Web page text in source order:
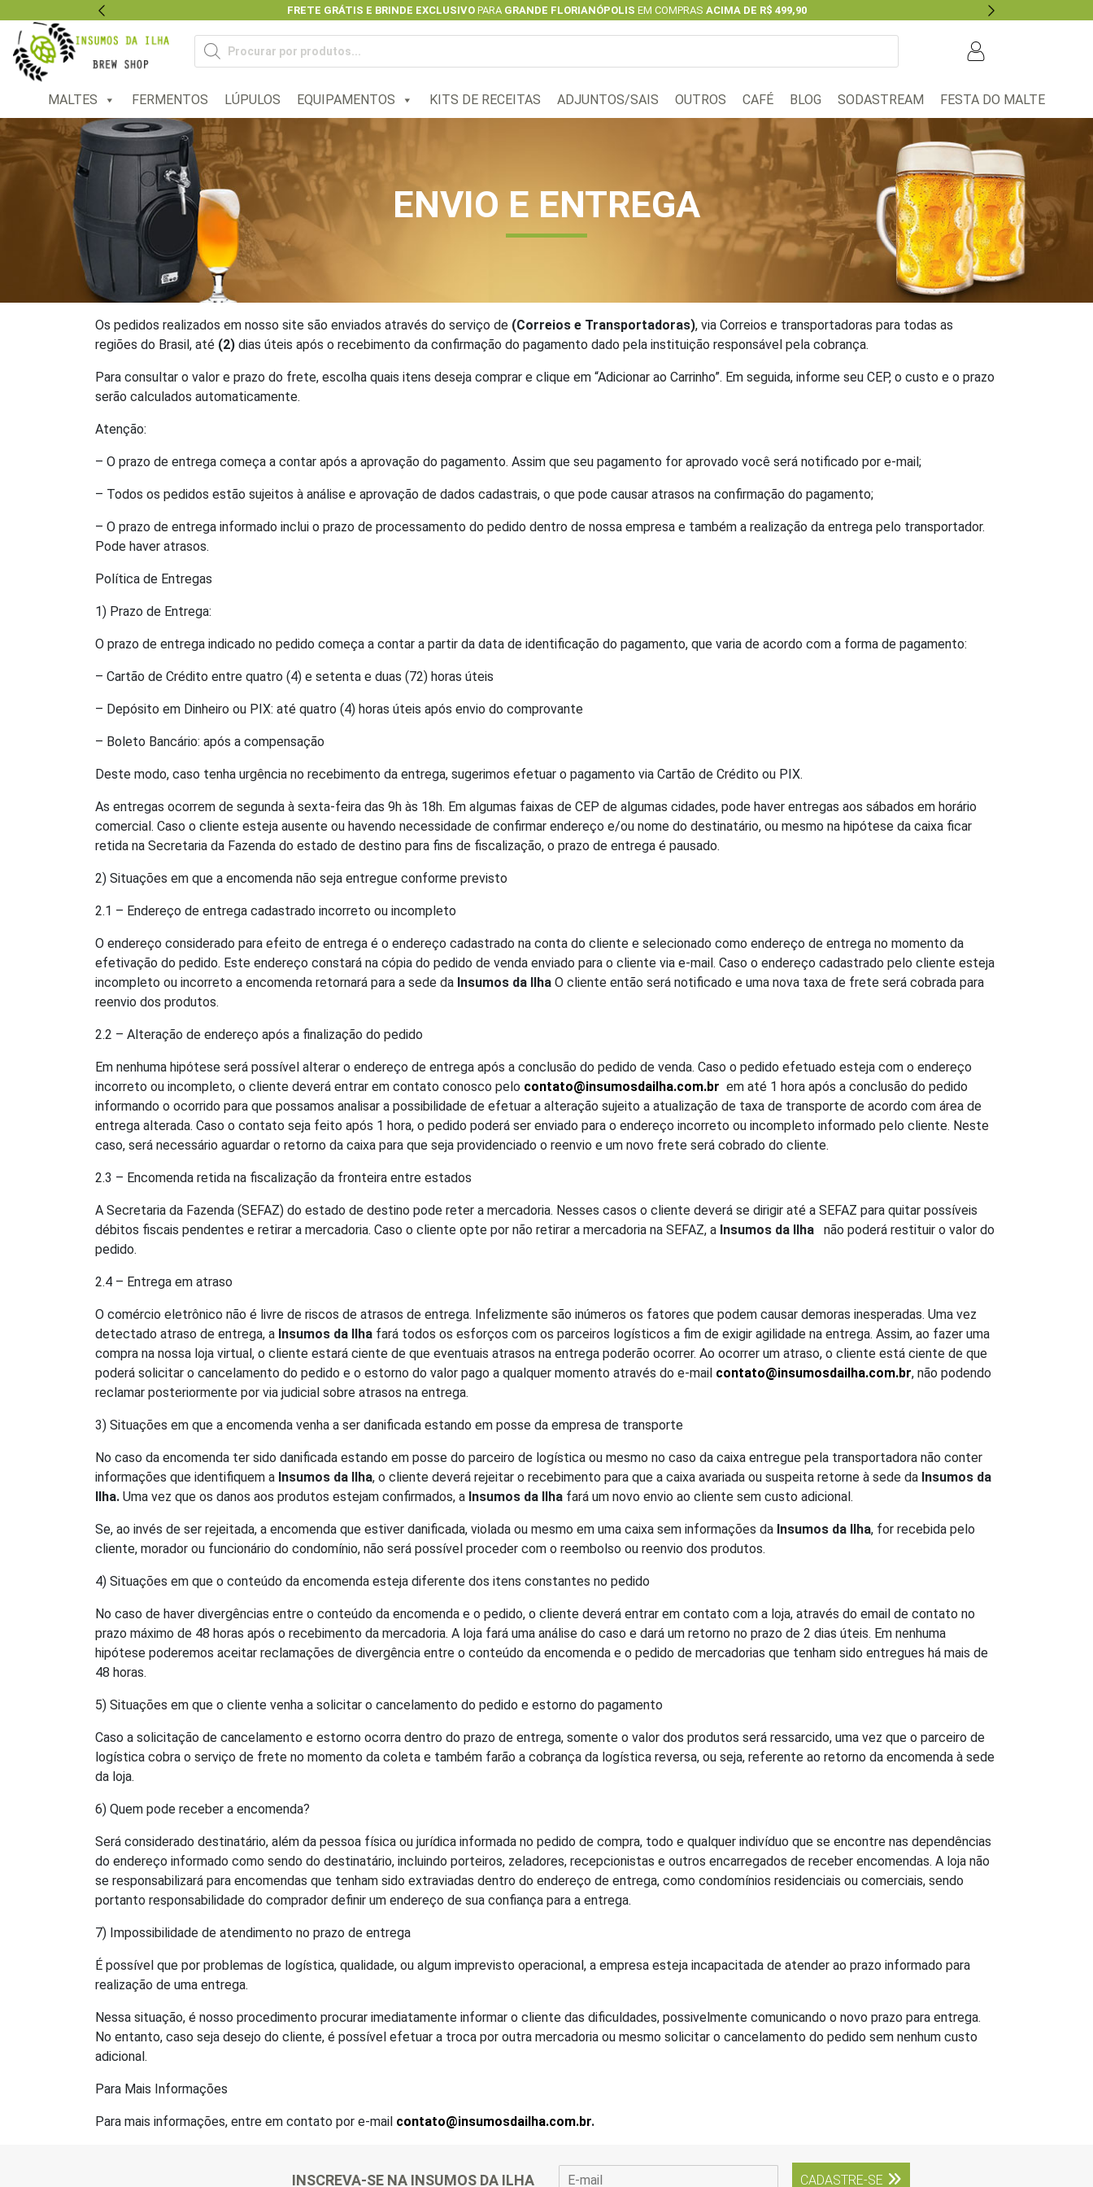
FRETE GRÁTIS E BRINDE EXCLUSIVOPARA GRANDE FLORIANÓPOLIS EM COMPRAS ACIMA DE R$ 499,90
Previous
Next
Pesquisar
produtos
MALTES FERMENTOS LÚPULOS EQUIPAMENTOS KITS DE RECEITAS ADJUNTOS/SAIS OUTROS CAFÉ BLOG SODASTREAM FESTA DO MALTE
ENVIO E ENTREGA
Os pedidos realizados em nosso site são enviados através do serviço de (Correios e Transportadoras), via Correios e transportadoras para todas as
regiões do Brasil, até (2) dias úteis após o recebimento da confirmação do pagamento dado pela instituição responsável pela cobrança.
Para consultar o valor e prazo do frete, escolha quais itens deseja comprar e clique em “Adicionar ao Carrinho”. Em seguida, informe seu CEP, o custo e o prazo
serão calculados automaticamente.
Atenção:
– O prazo de entrega começa a contar após a aprovação do pagamento. Assim que seu pagamento for aprovado você será notificado por e-mail;
– Todos os pedidos estão sujeitos à análise e aprovação de dados cadastrais, o que pode causar atrasos na confirmação do pagamento;
– O prazo de entrega informado inclui o prazo de processamento do pedido dentro de nossa empresa e também a realização da entrega pelo transportador.
Pode haver atrasos.
Política de Entregas
1) Prazo de Entrega:
O prazo de entrega indicado no pedido começa a contar a partir da data de identificação do pagamento, que varia de acordo com a forma de pagamento:
– Cartão de Crédito entre quatro (4) e setenta e duas (72) horas úteis
– Depósito em Dinheiro ou PIX: até quatro (4) horas úteis após envio do comprovante
– Boleto Bancário: após a compensação
Deste modo, caso tenha urgência no recebimento da entrega, sugerimos efetuar o pagamento via Cartão de Crédito ou PIX.
As entregas ocorrem de segunda à sexta-feira das 9h às 18h. Em algumas faixas de CEP de algumas cidades, pode haver entregas aos sábados em horário
comercial. Caso o cliente esteja ausente ou havendo necessidade de confirmar endereço e/ou nome do destinatário, ou mesmo na hipótese da caixa ficar
retida na Secretaria da Fazenda do estado de destino para fins de fiscalização, o prazo de entrega é pausado.
2) Situações em que a encomenda não seja entregue conforme previsto
2.1 – Endereço de entrega cadastrado incorreto ou incompleto
O endereço considerado para efeito de entrega é o endereço cadastrado na conta do cliente e selecionado como endereço de entrega no momento da
efetivação do pedido. Este endereço constará na cópia do pedido de venda enviado para o cliente via e-mail. Caso o endereço cadastrado pelo cliente esteja
incompleto ou incorreto a encomenda retornará para a sede da Insumos da Ilha O cliente então será notificado e uma nova taxa de frete será cobrada para
reenvio dos produtos.
2.2 – Alteração de endereço após a finalização do pedido
Em nenhuma hipótese será possível alterar o endereço de entrega após a conclusão do pedido de venda. Caso o pedido efetuado esteja com o endereço
incorreto ou incompleto, o cliente deverá entrar em contato conosco pelo contato@insumosdailha.com.br em até 1 hora após a conclusão do pedido
informando o ocorrido para que possamos analisar a possibilidade de efetuar a alteração sujeito a atualização de taxa de transporte de acordo com área de
entrega alterada. Caso o contato seja feito após 1 hora, o pedido poderá ser enviado para o endereço incorreto ou incompleto informado pelo cliente. Neste
caso, será necessário aguardar o retorno da caixa para que seja providenciado o reenvio e um novo frete será cobrado do cliente.
2.3 – Encomenda retida na fiscalização da fronteira entre estados
A Secretaria da Fazenda (SEFAZ) do estado de destino pode reter a mercadoria. Nesses casos o cliente deverá se dirigir até a SEFAZ para quitar possíveis
débitos fiscais pendentes e retirar a mercadoria. Caso o cliente opte por não retirar a mercadoria na SEFAZ, a Insumos da Ilha
não poderá restituir o valor do
pedido.
2.4 – Entrega em atraso
O comércio eletrônico não é livre de riscos de atrasos de entrega. Infelizmente são inúmeros os fatores que podem causar demoras inesperadas. Uma vez
detectado atraso de entrega, a Insumos da Ilha fará todos os esforços com os parceiros logísticos a fim de exigir agilidade na entrega. Assim, ao fazer uma
compra na nossa loja virtual, o cliente estará ciente de que eventuais atrasos na entrega poderão ocorrer. Ao ocorrer um atraso, o cliente está ciente de que
poderá solicitar o cancelamento do pedido e o estorno do valor pago a qualquer momento através do e-mail contato@insumosdailha.com.br, não podendo
reclamar posteriormente por via judicial sobre atrasos na entrega.
3) Situações em que a encomenda venha a ser danificada estando em posse da empresa de transporte
No caso da encomenda ter sido danificada estando em posse do parceiro de logística ou mesmo no caso da caixa entregue pela transportadora não conter
informações que identifiquem a Insumos da Ilha, o cliente deverá rejeitar o recebimento para que a caixa avariada ou suspeita retorne à sede da Insumos da
Ilha. Uma vez que os danos aos produtos estejam confirmados, a Insumos da Ilha fará um novo envio ao cliente sem custo adicional.
Se, ao invés de ser rejeitada, a encomenda que estiver danificada, violada ou mesmo em uma caixa sem informações da Insumos da Ilha, for recebida pelo
cliente, morador ou funcionário do condomínio, não será possível proceder com o reembolso ou reenvio dos produtos.
4) Situações em que o conteúdo da encomenda esteja diferente dos itens constantes no pedido
No caso de haver divergências entre o conteúdo da encomenda e o pedido, o cliente deverá entrar em contato com a loja, através do email de contato no
prazo máximo de 48 horas após o recebimento da mercadoria. A loja fará uma análise do caso e dará um retorno no prazo de 2 dias úteis. Em nenhuma
hipótese poderemos aceitar reclamações de divergência entre o conteúdo da encomenda e o pedido de mercadorias que tenham sido entregues há mais de
48 horas.
5) Situações em que o cliente venha a solicitar o cancelamento do pedido e estorno do pagamento
Caso a solicitação de cancelamento e estorno ocorra dentro do prazo de entrega, somente o valor dos produtos será ressarcido, uma vez que o parceiro de
logística cobra o serviço de frete no momento da coleta e também farão a cobrança da logística reversa, ou seja, referente ao retorno da encomenda à sede
da loja.
6) Quem pode receber a encomenda?
Será considerado destinatário, além da pessoa física ou jurídica informada no pedido de compra, todo e qualquer indivíduo que se encontre nas dependências
do endereço informado como sendo do destinatário, incluindo porteiros, zeladores, recepcionistas e outros encarregados de receber encomendas. A loja não
se responsabilizará para encomendas que tenham sido extraviadas dentro do endereço de entrega, como condomínios residenciais ou comerciais, sendo
portanto responsabilidade do comprador definir um endereço de sua confiança para a entrega.
7) Impossibilidade de atendimento no prazo de entrega
É possível que por problemas de logística, qualidade, ou algum imprevisto operacional, a empresa esteja incapacitada de atender ao prazo informado para
realização de uma entrega.
Nessa situação, é nosso procedimento procurar imediatamente informar o cliente das dificuldades, possivelmente comunicando o novo prazo para entrega.
No entanto, caso seja desejo do cliente, é possível efetuar a troca por outra mercadoria ou mesmo solicitar o cancelamento do pedido sem nenhum custo
adicional.
Para Mais Informações
Para mais informações, entre em contato por e-mail contato@insumosdailha.com.br.
INSCREVA-SE NA INSUMOS DA ILHA CADASTRE-SE